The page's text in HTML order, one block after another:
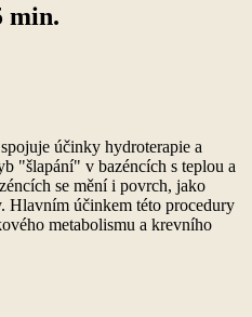
min.
účinky hydroterapie a
"šlapání" v bazéncích s teplou a
se mění i povrch, jako
Hlavním účinkem této procedury
metabolismu a krevního